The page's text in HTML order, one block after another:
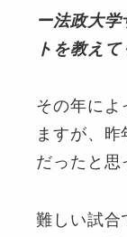
ー法政大
トを教えて
その年によ
ますが、昨
だったと思
難しい試合